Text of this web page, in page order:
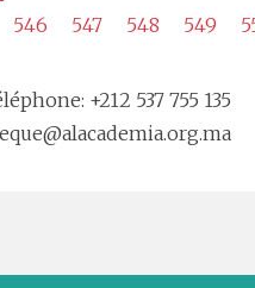
546 547 548 549
+212 537 755 135